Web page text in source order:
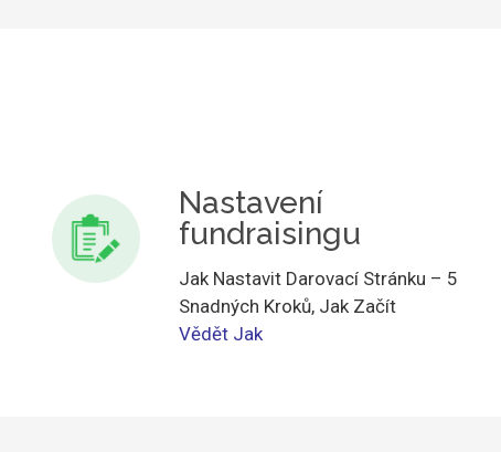
Nastavení
fundraisingu
Jak Nastavit Darovací Stránku – 5
Snadných Kroků, Jak Začít
Vědět Jak